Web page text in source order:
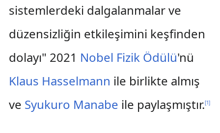
sistemlerdeki dalgalanmalar ve
düzensizliğin etkileşimini keşfinden
dolayı" 2021 Nobel Fizik Ödülü'nü
Klaus Hasselmann ile birlikte almış
ve Syukuro Manabe ile paylaşmıştır.[1]